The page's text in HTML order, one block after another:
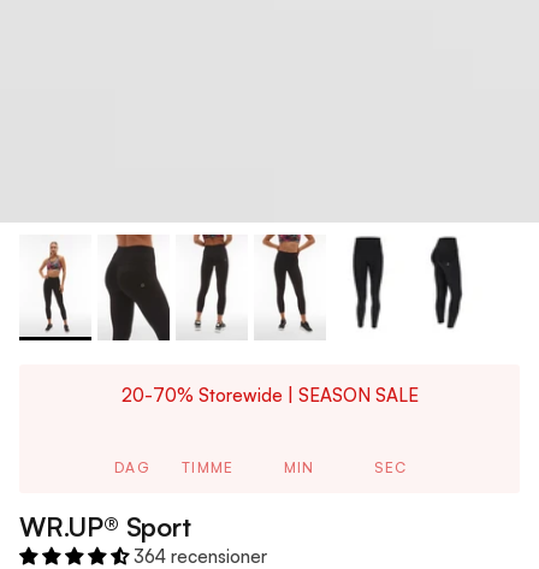
20-70% Storewide | SEASON SALE
DAG TIMME MIN SEC
WR.UP® Sport
364 recensioner